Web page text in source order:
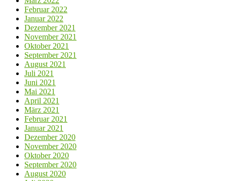
Februar 2022
Januar 2022
Dezember 2021
November 2021
Oktober 2021
September 2021
August 2021
Juli 2021
Juni 2021
Mai 2021
April 2021
März 2021
Februar 2021
Januar 2021
Dezember 2020
November 2020
Oktober 2020
September 2020
August 2020